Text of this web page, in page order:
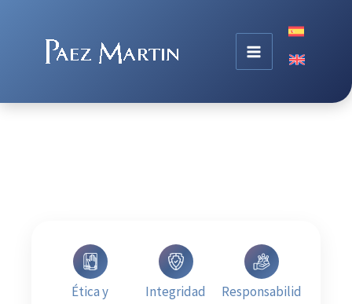
contenido
Ética y
Integridad
Responsabilid